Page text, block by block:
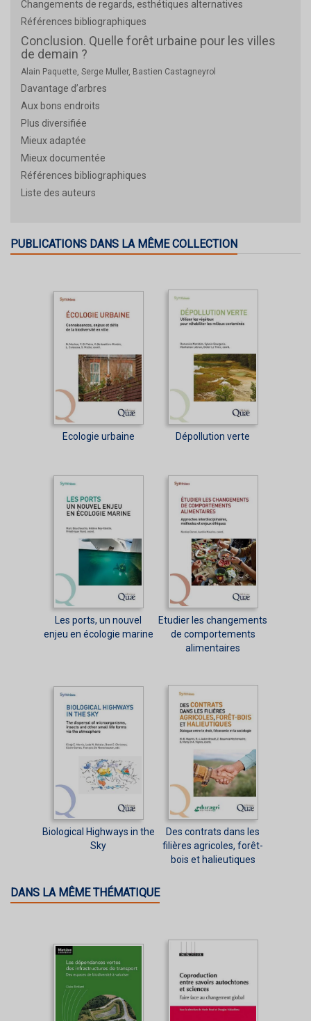
Changements de regards, esthétiques alternatives
Références bibliographiques
Conclusion. Quelle forêt urbaine pour les villes
de demain ?
Alain Paquette, Serge Muller, Bastien Castagneyrol
Davantage d’arbres
Aux bons endroits
Plus diversifiée
Mieux adaptée
Mieux documentée
Références bibliographiques
Liste des auteurs
PUBLICATIONS DANS LA MÊME COLLECTION
Ecologie urbaine Dépollution verte
Les ports, un nouvel
enjeu en écologie marine
Etudier les changements
de comportements
alimentaires
Biological Highways in the
Sky
Des contrats dans les
filières agricoles, forêt-
bois et halieutiques
DANS LA MÊME THÉMATIQUE